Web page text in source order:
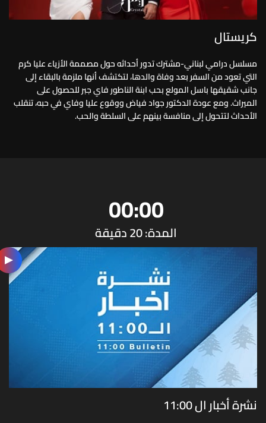
كريستال
مسلسل درامي لبناني-مشترك تدور أحداثه حول مصممة الأزياء عليا كرم
التي تعود من السفر بعد وفاة والدها، لتكتشف أنها ملزمة بالبقاء إلى
جانب شقيقها باسل المولع بحب ابنة الناطور فاي جبر للحصول على
الميراث. ومع عودة الدكتور جواد فياض ووقوع عليا وفاي في حبه، تنقلب
الأحداث لتتحول إلى منافسة بينهم على السلطة والحب.
00:00
المدة: 20 دقيقة
نشرة أخبار ال 11:00